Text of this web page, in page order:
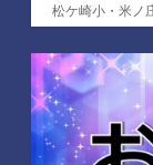
テ
ゴ
リ
ー
松ケ崎小・米ノ